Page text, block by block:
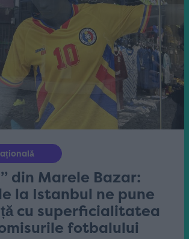
din Marele Bazar:
la Istanbul ne pune
cu superficialitatea
fotbalului